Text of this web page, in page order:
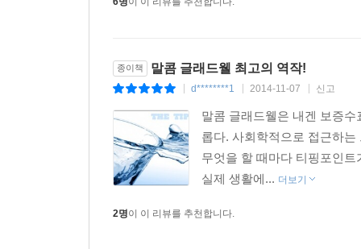
종이책 말콤 글래드웰 최고의 역작!
d********1 2014-11-07 신고
말콤 글래드웰은 내겐 보증
롭다. 사회학적으로 접근하
무엇을 할 때마다 티핑포인
실제 생활에... 더보기
2명이 이 리뷰를 추천합니다.